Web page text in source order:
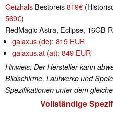
Geizhals Bestpreis819€
569€)
RedMagic Astra, Eclipse, 16GB
galaxus (de): 819 EUR
galaxus.at (at): 849 EUR
Hinweis: Der Hersteller kann
Bildschirme, Laufwerke und
Spezifikationen unter dem
Vollständige